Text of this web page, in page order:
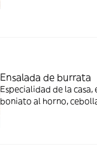
Ensalada de burrata
Especialidad de la casa,
boniato al horno,